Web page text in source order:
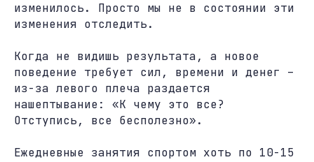
изменилось. Просто мы не в состоянии эти
изменения отследить.
Когда не видишь результата, а новое
поведение требует сил, времени и денег –
из-за левого плеча раздается
нашептывание: «К чему это все?
Отступись, все бесполезно».
Ежедневные занятия спортом хоть по 10-15